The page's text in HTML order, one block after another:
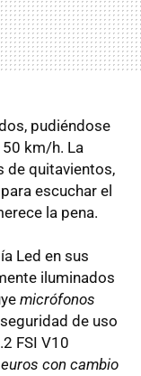
pudiéndose
km/h. La
de quitavientos,
escuchar el
la pena.
Led en sus
iluminados
micrófonos
de uso
FSI V10
con cambio